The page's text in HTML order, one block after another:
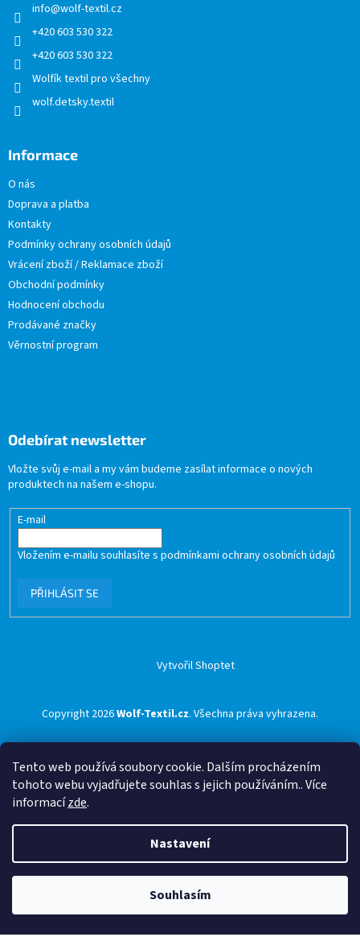
Tento web používá soubory cookie. Dalším procházením
tohoto webu vyjadřujete souhlas s jejich používáním.. Více
informacízde.
Nastavení
Souhlasím
info@wolf-textil.cz
+420 603 530 322
+420 603 530 322
Wolfík textil pro všechny
wolf.detsky.textil
Informace
O nás
Doprava a platba
Kontakty
Podmínky ochrany osobních údajů
Vrácení zboží / Reklamace zboží
Obchodní podmínky
Hodnocení obchodu
Prodávané značky
Věrnostní program
Odebírat newsletter
Vložte svůj e-mail a my vám budeme zasílat informace o nových
produktech na našem e-shopu.
E-mail
Vložením e-mailu souhlasíte s podmínkami ochrany osobních údajů
PŘIHLÁSIT SE
Vytvořil Shoptet
Copyright 2026Wolf-Textil.cz. Všechna práva vyhrazena.